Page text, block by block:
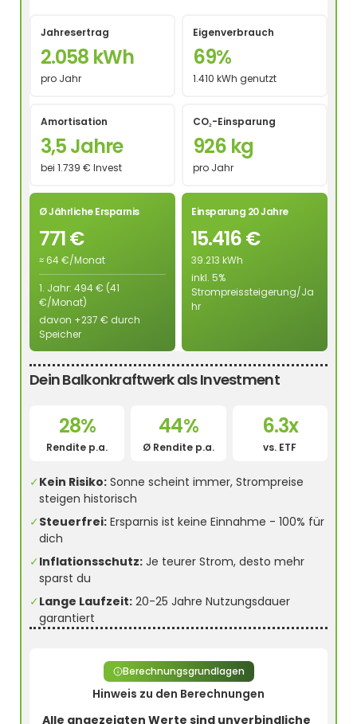
Jahresertrag
2.058 kWh
pro Jahr
Eigenverbrauch
69%
1.410 kWh genutzt
Amortisation
3,5 Jahre
bei 1.739 € Invest
CO₂-Einsparung
926 kg
pro Jahr
Ø Jährliche Ersparnis
771 €
≈ 64 €/Monat
1. Jahr: 494 € (41
€/Monat)
davon +237 € durch
Speicher
Einsparung 20 Jahre
15.416 €
39.213 kWh
inkl. 5%
Strompreissteigerung/Ja
hr
Dein Balkonkraftwerk als Investment
28%
Rendite p.a.
44%
Ø Rendite p.a.
6.3x
vs. ETF
✓Kein Risiko: Sonne scheint immer, Strompreise
steigen historisch
✓Steuerfrei: Ersparnis ist keine Einnahme - 100% für
dich
✓Inflationsschutz: Je teurer Strom, desto mehr
sparst du
✓Lange Laufzeit: 20-25 Jahre Nutzungsdauer
garantiert
Hinweis zu den Berechnungen
Berechnungsgrundlagen
Alle angezeigten Werte sind unverbindliche